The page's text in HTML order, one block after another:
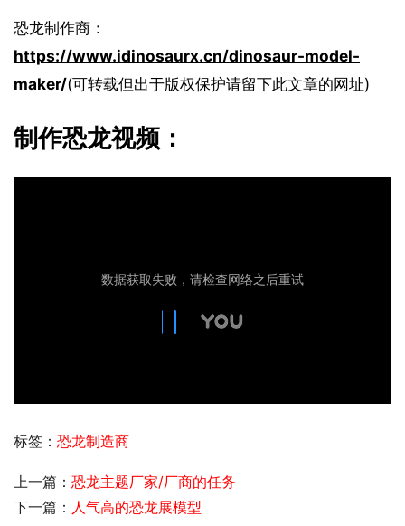
恐龙制作商：
https://www.idinosaurx.cn/dinosaur-model-
maker/(可转载但出于版权保护请留下此文章的网址)
制作恐龙视频：
标签： 恐龙制造商
上一篇： 恐龙主题厂家/厂商的任务
下一篇： 人气高的恐龙展模型